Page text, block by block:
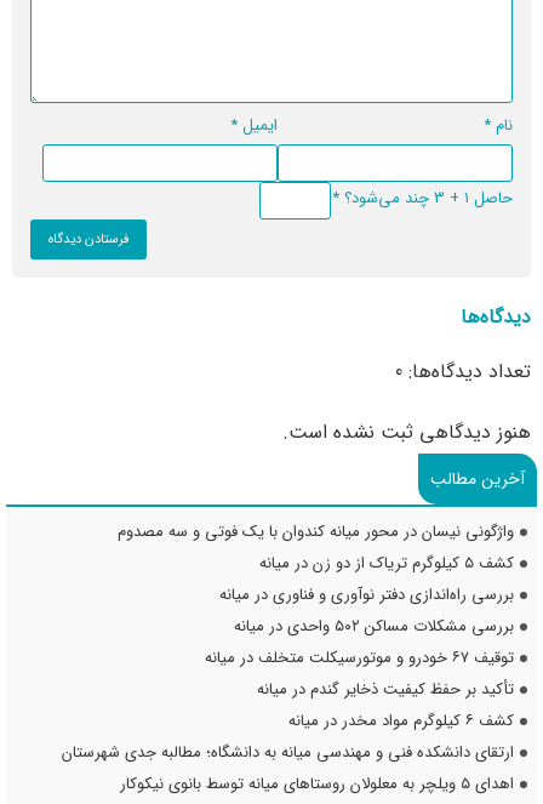
نام* ایمیل*
حاصل 1 + 3 چند می‌شود؟ *
دیدگاه‌ها
تعداد دیدگاه‌ها: 0
هنوز دیدگاهی ثبت نشده است.
آخرین مطالب
واژگونی نیسان در محور میانه کندوان با یک فوتی و سه مصدوم
کشف ۵ کیلوگرم تریاک از دو زن در میانه
بررسی راه‌اندازی دفتر نوآوری و فناوری در میانه
بررسی مشکلات مساکن ۵۰۲ واحدی در میانه
توقیف ۶۷ خودرو و موتورسیکلت متخلف در میانه
تأکید بر حفظ کیفیت ذخایر گندم در میانه
کشف ۶ کیلوگرم مواد مخدر در میانه
ارتقای دانشکده فنی و مهندسی میانه به دانشگاه؛ مطالبه جدی شهرستان
اهدای ۵ ویلچر به معلولان روستاهای میانه توسط بانوی نیکوکار